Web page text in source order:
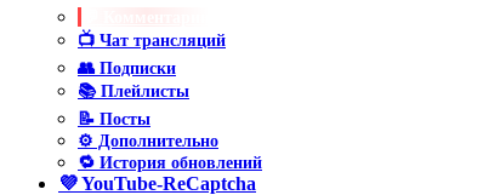
📺 Чат трансляций
👥 Подписки
📚 Плейлисты
📝 Посты
⚙️ Дополнительно
🔁 История обновлений
💜 YouTube-ReCaptcha